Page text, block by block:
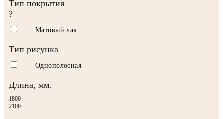
Тип покрытия
?
Матовый лак
Тип рисунка
Однополосная
Длина, мм.
1800
2100